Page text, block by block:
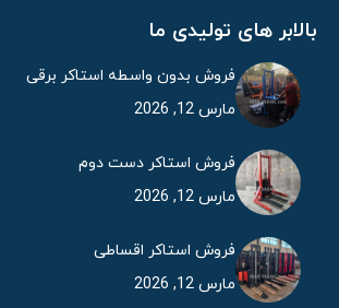
بالابر های تولیدی ما
فروش بدون واسطه استاکر برقی
مارس 12, 2026
فروش استاکر دست دوم
مارس 12, 2026
فروش استاکر اقساطی
مارس 12, 2026